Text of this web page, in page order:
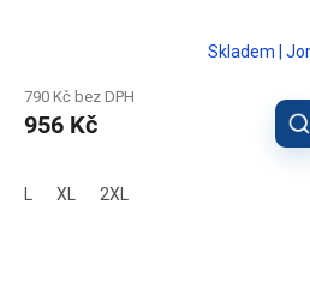
Skladem |
790 Kč bez DPH
956 Kč
XL 2XL